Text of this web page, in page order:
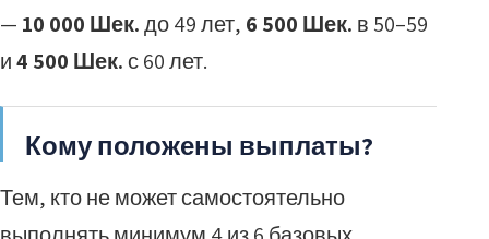
— 10 000 Шек.до 49 лет, 6 500 Шек. в 50–59
и4 500 Шек.с 60 лет.
Кому положены выплаты?
Тем, кто не может самостоятельно